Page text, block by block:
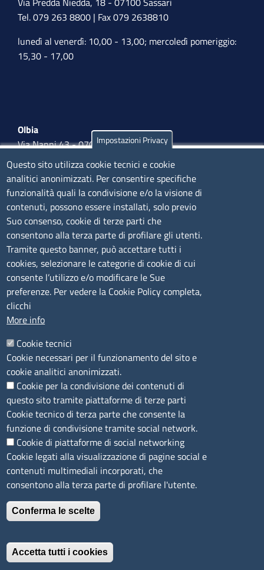
Tel. 079 263 8800 | Fax 079 2638810
lunedì al venerdì: 10,00 - 13,00; mercoledì pomeriggio:
15,30 - 17,00
Olbia
Via Nanni 43 - 07026 Olbia
Tel. 0789 66122 | 0789 69580
mail: ufficio.olbia@ss.camcom.it
lunedì al venerdì: 9,00 - 12,00; lunedì pomeriggio: 16,00
- 17,00
CONTATTI
Camera di Commercio, Industria, Artigianato e
Agricoltura di Sassari
PEC
P.IVA01047570906
Codice Fiscale
Codice Univoco per le fatture elettroniche: UFPXFS
LINK UTILI
Segnalazione di illecito
Amministrazione Trasparente
Accesso riservato
Dichiarazione di accessibilità
Mappa del sito
È un servizio realizzato da
Impostazioni Privacy
Questo sito utilizza cookie tecnici e cookie
analitici anonimizzati. Per consentire specifiche
funzionalità quali la condivisione e/o la visione di
contenuti, possono essere installati, solo previo
Suo consenso, cookie di terze parti che
consentono alla terza parte di profilare gli utenti.
Tramite questo banner, può accettare tutti i
cookies, selezionare le categorie di cookie di cui
consente l’utilizzo e/o modificare le Sue
preferenze. Per vedere la Cookie Policy completa,
clicchi
More info
Cookie tecnici
Cookie necessari per il funzionamento del sito e
cookie analitici anonimizzati.
Cookie per la condivisione dei contenuti di
questo sito tramite piattaforme di terze parti
Cookie tecnico di terza parte che consente la
funzione di condivisione tramite social network.
Cookie di piattaforme di social networking
Cookie legati alla visualizzazione di pagine social e
contenuti multimediali incorporati, che
consentono alla terza parte di profilare l'utente.
Conferma le scelte
Accetta tutti i cookies